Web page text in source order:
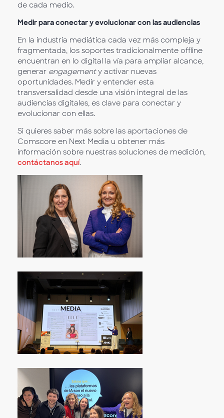
de cada medio.
Medir para conectar y evolucionar con las audiencias
En la industria mediática cada vez más compleja y
fragmentada, los soportes tradicionalmente offline
encuentran en lo digital la vía para ampliar alcance,
generar engagementy activar nuevas
oportunidades. Medir y entender esta
transversalidad desde una visión integral de las
audiencias digitales, es clave para conectar y
evolucionar con ellas.
Si quieres saber más sobre las aportaciones de
Comscore en Next Media u obtener más
información sobre nuestras soluciones de medición,
contáctanos aquí.